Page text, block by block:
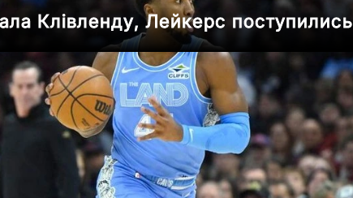
Клівленду, Лейкерс поступились